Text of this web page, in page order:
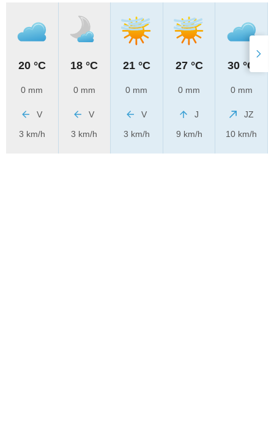
20 °C
0 mm
V
3 km/h
18 °C
0 mm
V
3 km/h
21 °C
0 mm
V
3 km/h
27 °C
0 mm
J
9 km/h
30 °C
0 mm
JZ
10 km/h